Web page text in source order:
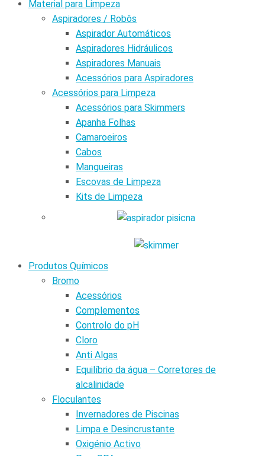
Material para Limpeza
Aspiradores / Robôs
Aspirador Automáticos
Aspiradores Hidráulicos
Aspiradores Manuais
Acessórios para Aspiradores
Acessórios para Limpeza
Acessórios para Skimmers
Apanha Folhas
Camaroeiros
Cabos
Mangueiras
Escovas de Limpeza
Kits de Limpeza
Produtos Químicos
Bromo
Acessórios
Complementos
Controlo do pH
Cloro
Anti Algas
Equilíbrio da água – Corretores de
alcalinidade
Floculantes
Invernadores de Piscinas
Limpa e Desincrustante
Oxigénio Activo